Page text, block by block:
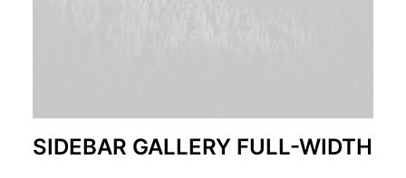
SIDEBAR GALLERY FULL-WIDTH